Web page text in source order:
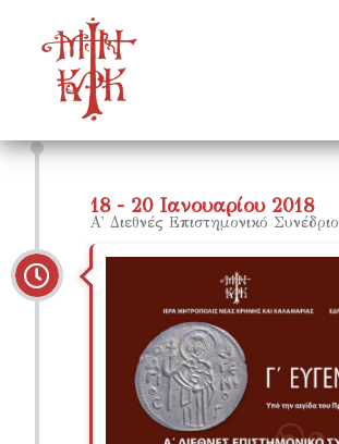
18 - 20 Ιανουαρίου 2018
Α' Διεθνές Επιστημονικό Συνέδριο